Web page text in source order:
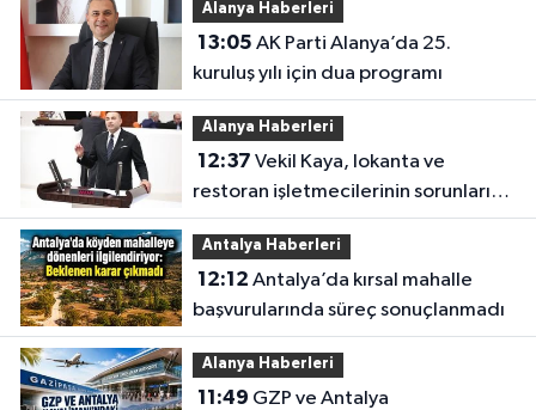
Alanya Haberleri
13:05
kuruluş yılı için dua programı
Alanya Haberleri
12:37
restoran işletmecilerinin sorunlarını
TBMM’ye taşıdı
Antalya Haberleri
12:12
başvurularında süreç sonuçlanmadı
Alanya Haberleri
11:49